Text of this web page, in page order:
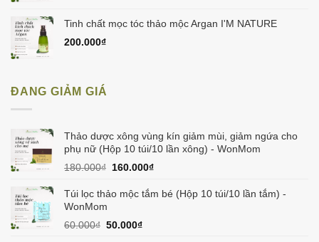
Tinh chất mọc tóc thảo mộc Argan I'M NATURE
200.000₫
ĐANG GIẢM GIÁ
Thảo dược xông vùng kín giảm mùi, giảm ngứa cho
phụ nữ (Hộp 10 túi/10 lần xông) - WonMom
180.000₫ Giá
là:
160.000₫Giá
tại
Túi lọc thảo mộc tắm bé (Hộp 10 túi/10 lần tắm) -
WonMom
60.000₫ Giá
50.000₫Giá